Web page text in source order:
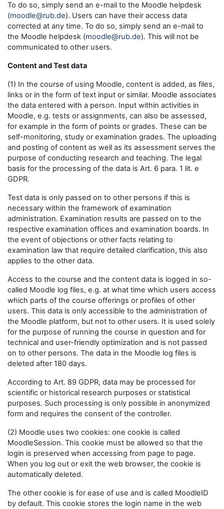
To do so, simply send an e-mail to the Moodle helpdesk
(moodle@rub.de). Users can have their access data
corrected at any time. To do so, simply send an e-mail to
the Moodle helpdesk (moodle@rub.de). This will not be
communicated to other users.
Content and Test data
(1) In the course of using Moodle, content is added, as files,
links or in the form of text input or similar. Moodle associates
the data entered with a person. Input within activities in
Moodle, e.g. tests or assignments, can also be assessed,
for example in the form of points or grades. These can be
self-monitoring, study or examination grades. The uploading
and posting of content as well as its assessment serves the
purpose of conducting research and teaching. The legal
basis for the processing of the data is Art. 6 para. 1 lit. e
GDPR.
Test data is only passed on to other persons if this is
necessary within the framework of examination
administration. Examination results are passed on to the
respective examination offices and examination boards. In
the event of objections or other facts relating to
examination law that require detailed clarification, this also
applies to the other data.
Access to the course and the content data is logged in so-
called Moodle log files, e.g. at what time which users access
which parts of the course offerings or profiles of other
users. This data is only accessible to the administration of
the Moodle platform, but not to other users. It is used solely
for the purpose of running the course in question and for
technical and user-friendly optimization and is not passed
on to other persons. The data in the Moodle log files is
deleted after 180 days.
According to Art. 89 GDPR, data may be processed for
scientific or historical research purposes or statistical
purposes. Such processing is only possible in anonymized
form and requires the consent of the controller.
(2) Moodle uses two cookies: one cookie is called
MoodleSession. This cookie must be allowed so that the
login is preserved when accessing from page to page.
When you log out or exit the web browser, the cookie is
automatically deleted.
The other cookie is for ease of use and is called MoodleID
by default. This cookie stores the login name in the web